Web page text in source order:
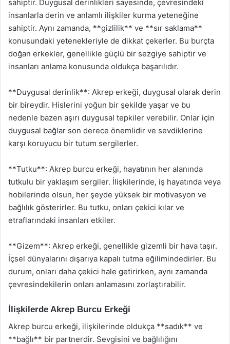
sahiptir. Duygusal derinlikleri sayesinde, çevresindeki
insanlarla derin ve anlamlı ilişkiler kurma yeteneğine
sahiptir. Aynı zamanda, **gizlilik** ve **sır saklama**
konusundaki yetenekleriyle de dikkat çekerler. Bu burçta
doğan erkekler, genellikle güçlü bir sezgiye sahiptir ve
insanları anlama konusunda oldukça başarılıdır.
**Duygusal derinlik**: Akrep erkeği, duygusal olarak derin
bir bireydir. Hislerini yoğun bir şekilde yaşar ve bu
nedenle bazen aşırı duygusal tepkiler verebilir. Onlar için
duygusal bağlar son derece önemlidir ve sevdiklerine
karşı koruyucu bir tutum sergilerler.
**Tutku**: Akrep burcu erkeği, hayatının her alanında
tutkulu bir yaklaşım sergiler. İlişkilerinde, iş hayatında veya
hobilerinde olsun, her şeyde yüksek bir motivasyon ve
bağlılık gösterirler. Bu tutku, onları çekici kılar ve
etraflarındaki insanları etkiler.
**Gizem**: Akrep erkeği, genellikle gizemli bir hava taşır.
İçsel dünyalarını dışarıya kapalı tutma eğilimindedirler. Bu
durum, onları daha çekici hale getirirken, aynı zamanda
çevresindekilerin onları anlamasını zorlaştırabilir.
İlişkilerde Akrep Burcu Erkeği
Akrep burcu erkeği, ilişkilerinde oldukça **sadık** ve
**bağlı** bir partnerdir. Sevgisini ve bağlılığını